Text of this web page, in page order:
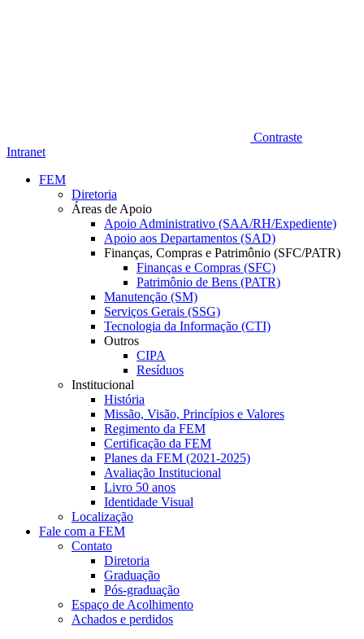
Contraste
Intranet
FEM
Diretoria
Áreas de Apoio
Apoio Administrativo (SAA/RH/Expediente)
Apoio aos Departamentos (SAD)
Finanças, Compras e Patrimônio (SFC/PATR)
Finanças e Compras (SFC)
Patrimônio de Bens (PATR)
Manutenção (SM)
Serviços Gerais (SSG)
Tecnologia da Informação (CTI)
Outros
CIPA
Resíduos
Institucional
História
Missão, Visão, Princípios e Valores
Regimento da FEM
Certificação da FEM
Planes da FEM (2021-2025)
Avaliação Institucional
Livro 50 anos
Identidade Visual
Localização
Fale com a FEM
Contato
Diretoria
Graduação
Pós-graduação
Espaço de Acolhimento
Achados e perdidos